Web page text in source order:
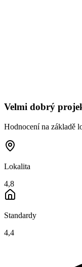
Velmi dobrý
Hodnocení na základě
Lokalita
4,8
Standardy
4,4